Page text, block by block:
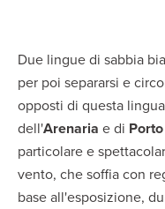
Due lingue di sabbia
per poi separarsi e
opposti di questa
dell'Arenaria e di
particolare e
vento, che soffia con
base all'esposizione,